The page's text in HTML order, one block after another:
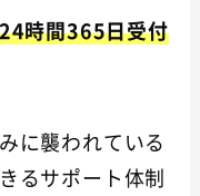
24時間365日受付
に襲われている
るサポート体制